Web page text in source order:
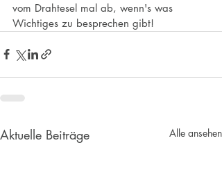
vom Drahtesel mal ab, wenn's was
Wichtiges zu besprechen gibt!
Aktuelle Beiträge Alle ansehen